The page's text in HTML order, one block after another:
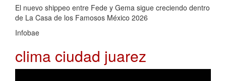
El nuevo shippeo entre Fede y Gema sigue creciendo dentro
de La Casa de los Famosos México 2026
Infobae
clima ciudad juarez